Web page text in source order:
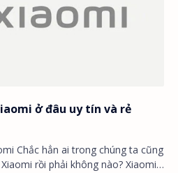
ở đâu uy tín và rẻ
Chắc hẳn ai trong chúng ta cũng
rồi phải không nào? Xiaomi